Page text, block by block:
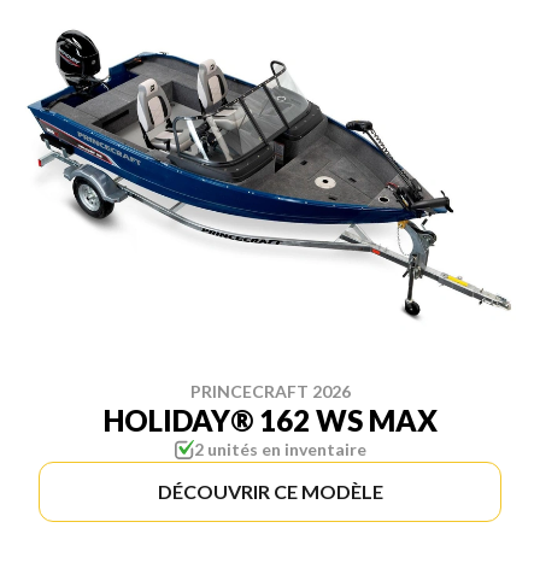
PRINCECRAFT 2026
HOLIDAY® 162 WS MAX
2 unités en inventaire
DÉCOUVRIR CE MODÈLE